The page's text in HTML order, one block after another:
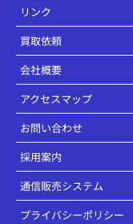
リンク
買取依頼
会社概要
アクセスマップ
お問い合わせ
採用案内
通信販売システム
プライバシーポリシー